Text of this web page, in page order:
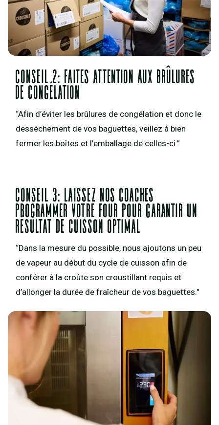
Conseil 2: Faites attention aux brûlures
de congélation
“Afin d’éviter les brûlures de congélation et donc le
dessèchement de vos baguettes, veillez à bien
fermer les boîtes et l’emballage de celles-ci.”
Conseil 3: Laissez nos coaches
programmer votre four pour garantir un
résultat de cuisson optimal
“Dans la mesure du possible, nous ajoutons un peu
de vapeur au début du cycle de cuisson afin de
conférer à la croûte son croustillant requis et
d’allonger la durée de fraîcheur de vos baguettes."